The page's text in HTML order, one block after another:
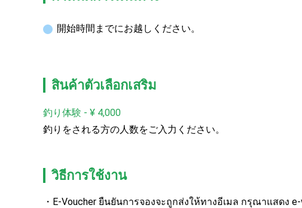
開始時間までにお越しください。
สินค้าตัวเลือกเสริม
釣り体験 - ¥ 4,000
釣りをされる方の人数をご入力ください。
วิธีการใช้งาน
E-Voucher ยืนยันการจองจะถูกส่งให้ทางอีเมล กรุณาแสดง